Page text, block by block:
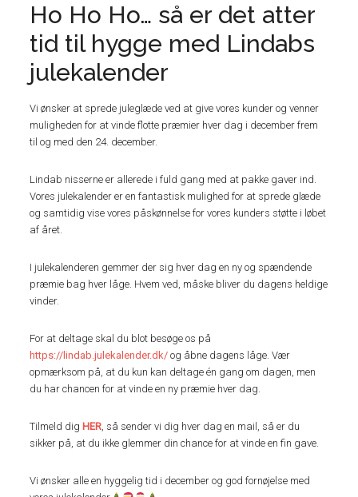
Ho Ho Ho… så er det atter
tid til hygge med Lindabs
julekalender
Vi ønsker at sprede juleglæde ved at give vores kunder og venner
muligheden for at vinde flotte præmier hver dag i december frem
til og med den 24. december.
Lindab nisserne er allerede i fuld gang med at pakke gaver ind.
Vores julekalender er en fantastisk mulighed for at sprede glæde
og samtidig vise vores påskønnelse for vores kunders støtte i løbet
af året.
I julekalenderen gemmer der sig hver dag en ny og spændende
præmie bag hver låge. Hvem ved, måske bliver du dagens heldige
vinder.
For at deltage skal du blot besøge os på
https://lindab.julekalender.dk/ og åbne dagens låge. Vær
opmærksom på, at du kun kan deltage én gang om dagen, men
du har chancen for at vinde en ny præmie hver dag.
Tilmeld dig HER, så sender vi dig hver dag en mail, så er du
sikker på, at du ikke glemmer din chance for at vinde en fin gave.
Vi ønsker alle en hyggelig tid i december og god fornøjelse med